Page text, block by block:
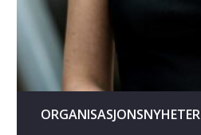
ORGANISASJONSNYHETER